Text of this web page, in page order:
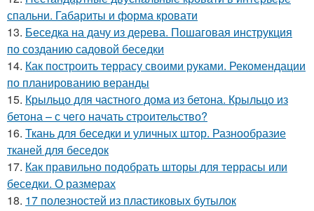
спальни. Габариты и форма кровати
13. Беседка на дачу из дерева. Пошаговая инструкция
по созданию садовой беседки
14. Как построить террасу своими руками. Рекомендации
по планированию веранды
15. Крыльцо для частного дома из бетона. Крыльцо из
бетона – с чего начать строительство?
16. Ткань для беседки и уличных штор. Разнообразие
тканей для беседок
17. Как правильно подобрать шторы для террасы или
беседки. О размерах
18. 17 полезностей из пластиковых бутылок